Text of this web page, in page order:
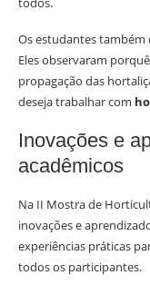
Os estudantes também
Eles observaram
propagação das
deseja trabalhar com
Inovações e
acadêmicos
Na II Mostra de
inovações e
experiências práticas
todos os participantes.